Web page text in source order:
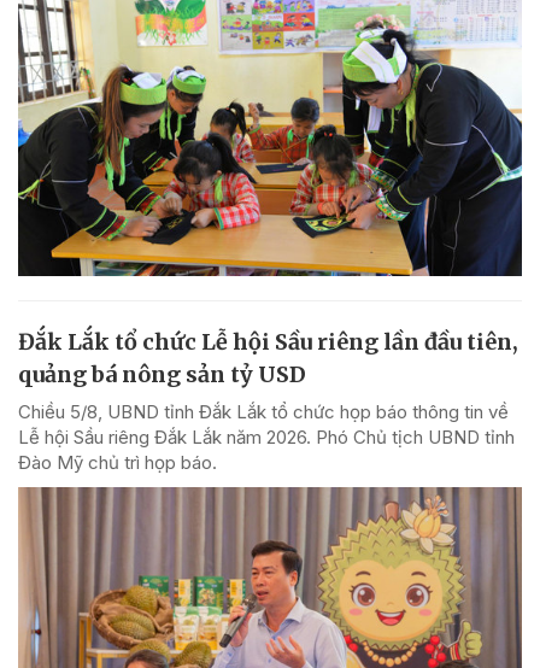
Đắk Lắk tổ chức Lễ hội Sầu riêng lần đầu tiên,
quảng bá nông sản tỷ USD
Chiều 5/8, UBND tỉnh Đắk Lắk tổ chức họp báo thông tin về
Lễ hội Sầu riêng Đắk Lắk năm 2026. Phó Chủ tịch UBND tỉnh
Đào Mỹ chủ trì họp báo.